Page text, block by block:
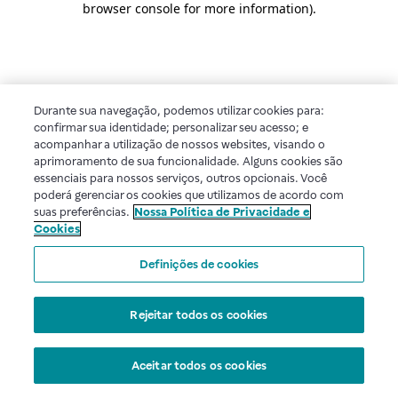
browser console for more information).
Durante sua navegação, podemos utilizar cookies para:
confirmar sua identidade; personalizar seu acesso; e
acompanhar a utilização de nossos websites, visando o
aprimoramento de sua funcionalidade. Alguns cookies são
essenciais para nossos serviços, outros opcionais. Você
poderá gerenciar os cookies que utilizamos de acordo com
suas preferências. Nossa Política de Privacidade e
Cookies
Definições de cookies
Rejeitar todos os cookies
Aceitar todos os cookies